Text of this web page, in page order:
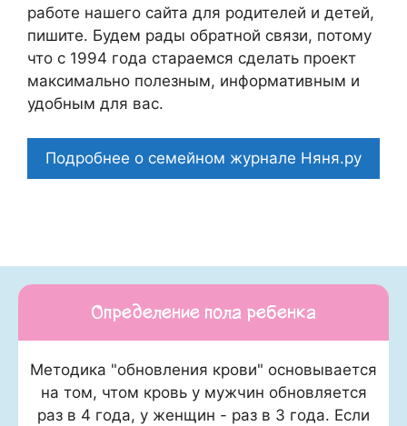
работе нашего сайта для родителей и детей,
пишите. Будем рады обратной связи, потому
что c 1994 года стараемся сделать проект
максимально полезным, информативным и
удобным для вас.
Подробнее о семейном журнале Няня.ру
Определение пола ребенка
Методика "обновления крови" основывается
на том, чтом кровь у мужчин обновляется
раз в 4 года, у женщин - раз в 3 года. Если